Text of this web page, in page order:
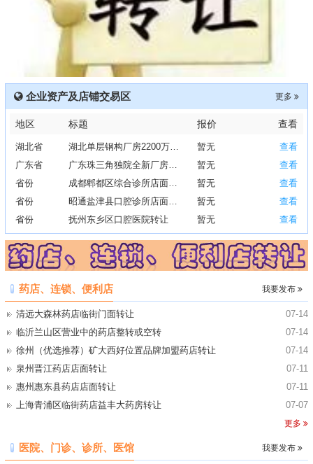
更多
企业资产及店铺交易区
地区 标题 报价 查看
河南省 河南医疗器械厂房650万出售 暂无
查看
省份
暂无
查看
湖北省
湖北单层钢构厂房2200万出售 暂无
查看
广东省
广东珠三角独院全新厂房出售 暂无
查看
省份
成都郫都区综合诊所店面转让 暂无
查看
省份
昭通盐津县口腔诊所店面转让 暂无
查看
省份
抚州东乡区口腔医院转让 暂无
查看
省份
深圳宝安区综合诊所店面转让 暂无
查看
省份
长沙岳麓区口腔诊所店面转让 暂无
查看
省份
福建厦门口腔诊所店面转让 暂无
查看
省份
四川成都化妆品店转让
查看
省份
深圳龙华百货店转让
查看
省份
深圳宝安美容店转让
查看
广东省
广东清远独栋玻璃幕墙厂房出售或转让 暂无
查看
四川省
成都双层框架厂房出租
查看
安徽省
安徽某240平米民宿产权出售
查看
省份
查看
查看
省份
我要发布
药店、连锁、便利店
07-14
清远大森林药店临街门面转让
07-14
临沂兰山区营业中的药店整转或空转
07-14
徐州（优选推荐）矿大西好位置品牌加盟药店转让
07-11
泉州晋江药店店面转让
07-11
惠州惠东县药店店面转让
07-07
上海青浦区临街药店益丰大药房转让
更多
我要发布
医院、门诊、诊所、医馆